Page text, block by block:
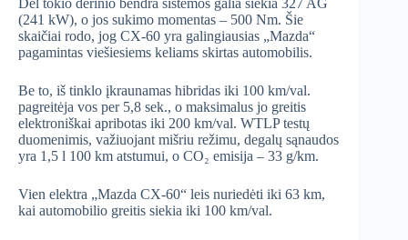
Dėl tokio derinio bendra sistemos galia siekia 327 AG
(241 kW), o jos sukimo momentas – 500 Nm. Šie
skaičiai rodo, jog CX-60 yra galingiausias „Mazda“
pagamintas viešiesiems keliams skirtas automobilis.
Be to, iš tinklo įkraunamas hibridas iki 100 km/val.
pagreitėja vos per 5,8 sek., o maksimalus jo greitis
elektroniškai apribotas iki 200 km/val. WTLP testų
duomenimis, važiuojant mišriu režimu, degalų sąnaudos
yra 1,5 l 100 km atstumui, o CO₂ emisija – 33 g/km.
Vien elektra „Mazda CX-60“ leis nuriedėti iki 63 km,
kai automobilio greitis siekia iki 100 km/val.